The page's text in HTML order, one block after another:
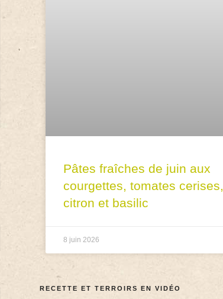
Pâtes fraîches de juin aux
courgettes, tomates cerises,
citron et basilic
8 juin 2026
RECETTE ET TERROIRS EN VIDÉO